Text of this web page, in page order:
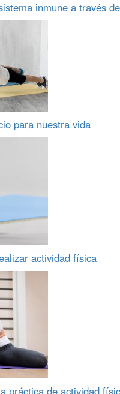
inmune a través
para nuestra vida
actividad física
práctica de actividad